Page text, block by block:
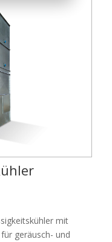
mit
geräusch- und